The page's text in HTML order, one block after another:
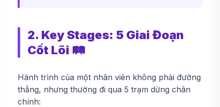
2. Key Stages: 5 Giai Đoạn
Cốt Lõi 🛤️
Hành trình của một nhân viên không phải đường
thẳng, nhưng thường đi qua 5 trạm dừng chân
chính: